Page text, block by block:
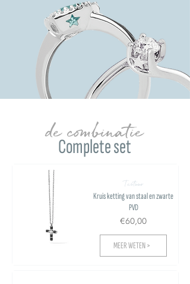
Complete set
de combinatie
Textuur
Kruis ketting van staal en zwarte
PVD
€60,00
MEER WETEN >